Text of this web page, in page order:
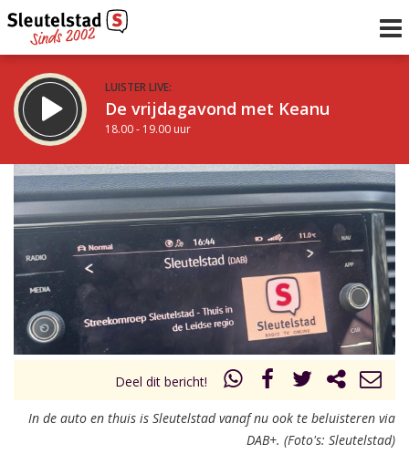
LUISTER LIVE:
De vrijdagavond met Keanu
18.00 - 19.00 uur
STRAKS:
De Vrijdagavond met Gijs
19.00 - 21.00 uur
Vorig uur
uur 1 van 0 Volgend uur
Deel dit bericht!
In de auto en thuis is Sleutelstad vanaf nu ook te beluisteren via
DAB+. (Foto's: Sleutelstad)